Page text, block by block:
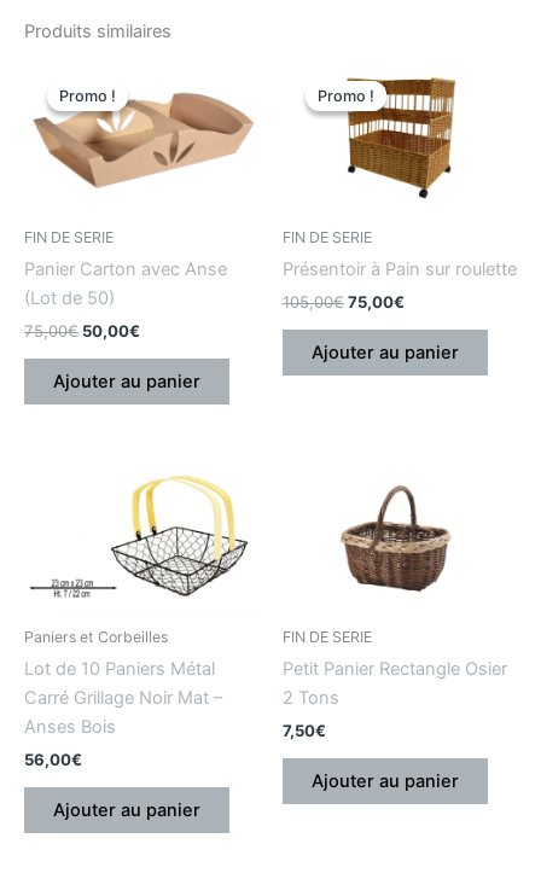
Produits similaires
Promo !
Promo !
FIN DE SERIE
Panier Carton avec Anse
(Lot de 50)
75,00€
initial
était
:
75,00€.
50,00€
actuel
est
:
50,00€.
Ajouter au panier
Promo !
Promo !
FIN DE SERIE
Présentoir à Pain sur roulette
105,00€
prix
initial
était
:
105,00€.
75,00€
prix
actuel
est
:
75,00€.
Ajouter au panier
Paniers et Corbeilles
Lot de 10 Paniers Métal
Carré Grillage Noir Mat –
Anses Bois
56,00€
Ajouter au panier
FIN DE SERIE
Petit Panier Rectangle Osier
2 Tons
7,50€
Ajouter au panier